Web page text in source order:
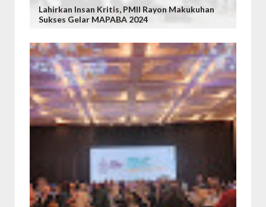
Lahirkan Insan Kritis, PMII Rayon Makukuhan
Sukses Gelar MAPABA 2024